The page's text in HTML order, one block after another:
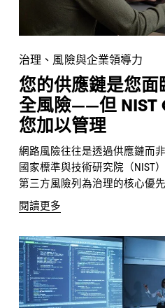
治理、風險與企業領導力
您的供應鏈是您面
全風險——但 NIST
您加以管理
網路風險往往是透過供應鏈而
國家標準與技術研究院（NIST
第三方風險列為治理的核心優
閱讀更多